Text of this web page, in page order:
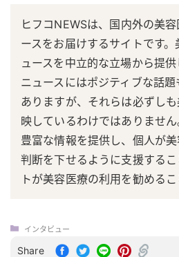
ヒフコNEWSは、国内外の美
ースをお届けするサイトです
ュースを中立的な立場から提
ニュースにはポジティブな話
ありますが、それらは必ずし
映しているわけではありません
豊富な情報を提供し、個人が
判断を下せるように支援する
トが美容医療の利用を勧めるこ
インタビュー
Share